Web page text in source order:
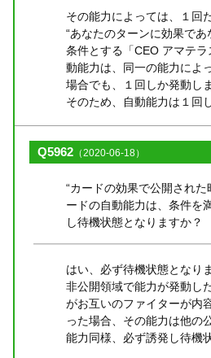
その能力によっては、１回
“あなたのターンに効果で
条件とする「CEO アマテ
動能力は、同一の能力によ
場合でも、１回しか発動し
そのため、自動能力は１回
Q5962 （2020-06-18）
“カードの効果で公開された
ードの自動能力は、条件を
し待機状態となりますか？
はい、必ず待機状態となり
非公開領域で能力が発動し
がお互いのファイターが内
った場合、その能力は他の
能力同様、必ず誘発し待機